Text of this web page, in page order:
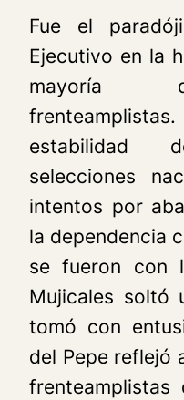
Fue el
Ejecutivo en la
mayoría
estabilidad
selecciones
intentos por
la dependencia
se fueron con
Mujicales soltó
tomó con
del Pepe reflejó